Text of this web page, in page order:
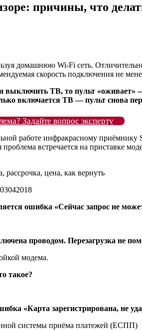
причины, что
домашнюю Wi-Fi сеть.
скорость подключения не
выключить ТВ, то пульт
включается ТВ — пульт снова
Задайте вопрос эксперту
работе инфракрасному
проблема встречается на приставке
цена, как вернуть
ошибка «Сейчас запрос не
проводом. Перезагрузка не
модема.
такое?
«Карта зарегистрирована, не
системы приёма платежей (ЕСПП)